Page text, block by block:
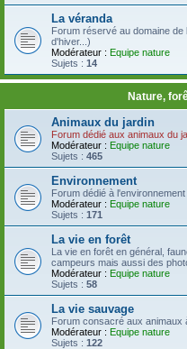
La véranda
Forum réservé au domaine
d'hiver...)
Modérateur : Equipe nature
Sujets : 14
Nature,
Animaux du jardin
Forum dédié aux animaux du
Modérateur : Equipe nature
Sujets : 465
Environnement
Forum dédié à
Modérateur : Equipe nature
Sujets : 171
La vie en forêt
La vie en forêt en général,
campeurs mais aussi des
Modérateur : Equipe nature
Sujets : 58
La vie sauvage
Forum consacré aux animaux
Modérateur : Equipe nature
Sujets : 122